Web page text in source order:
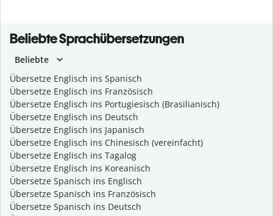
Beliebte Sprachübersetzungen
Beliebte
Übersetze Englisch ins Spanisch
Übersetze Englisch ins Französisch
Übersetze Englisch ins Portugiesisch (Brasilianisch)
Übersetze Englisch ins Deutsch
Übersetze Englisch ins Japanisch
Übersetze Englisch ins Chinesisch (vereinfacht)
Übersetze Englisch ins Tagalog
Übersetze Englisch ins Koreanisch
Übersetze Spanisch ins Englisch
Übersetze Spanisch ins Französisch
Übersetze Spanisch ins Deutsch